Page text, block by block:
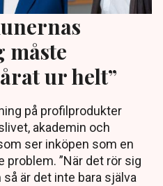
ur helt”
på profilprodukter
akademin och
ser inköpen som en
”När det rör sig
är det inte bara själva